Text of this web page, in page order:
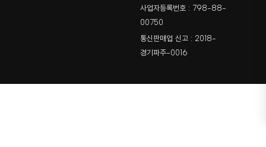
사업자등록번호 : 798-88-
00750
통신판매업 신고 : 2018-
경기파주-0016